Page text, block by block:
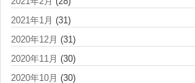
2021年1月 (31)
2020年12月 (31)
2020年11月 (30)
2020年10月 (30)